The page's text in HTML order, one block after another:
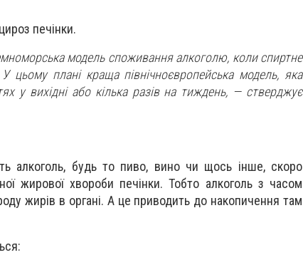
печінки.
модель споживання алкоголю, коли спиртне
цьому плані краща північноєвропейська модель, яка
у вихідні або кілька разів на тиждень, — стверджує
алкоголь, будь то пиво, вино чи щось інше, скоро
жирової хвороби печінки. Тобто алкоголь з часом
жирів в органі. А це приводить до накопичення там